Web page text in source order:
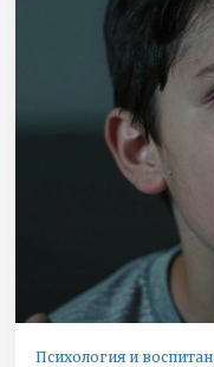
Психология и